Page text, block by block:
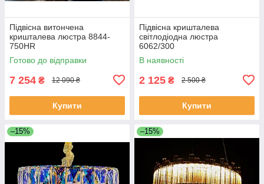
Підвісна витончена
кришталева люстра 8844-
750HR
Готово до відправки
7 254 ₴ 12 090 ₴
Купити
Підвісна кришталева
світлодіодна люстра
6062/300
В наявності
2 125 ₴ 2 500 ₴
Купити
–15% –15%